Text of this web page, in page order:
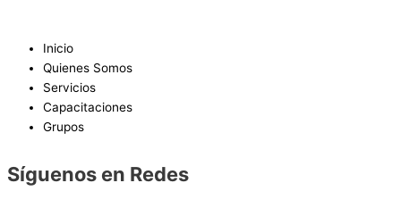
Inicio
Quienes Somos
Servicios
Capacitaciones
Grupos
Síguenos en Redes